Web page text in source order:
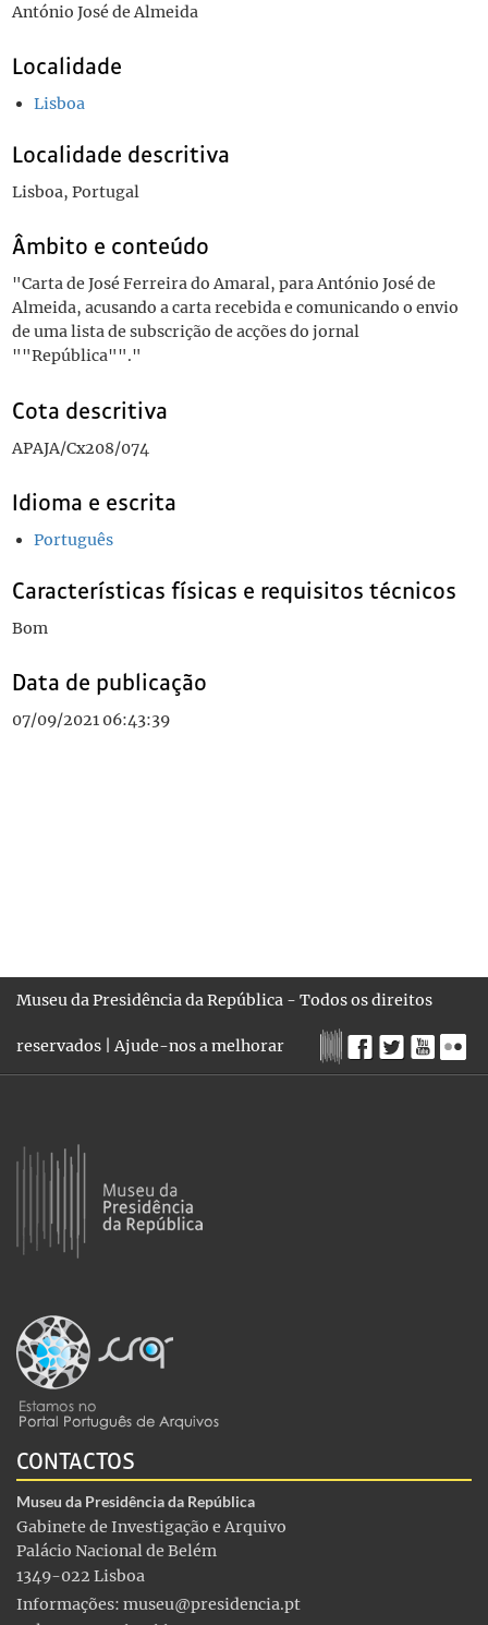
António José de Almeida
Localidade
Lisboa
Localidade descritiva
Lisboa, Portugal
Âmbito e conteúdo
"Carta de José Ferreira do Amaral, para António José de
Almeida, acusando a carta recebida e comunicando o envio
de uma lista de subscrição de acções do jornal
""República""."
Cota descritiva
APAJA/Cx208/074
Idioma e escrita
Português
Características físicas e requisitos técnicos
Bom
Data de publicação
07/09/2021 06:43:39
Museu da Presidência da República - Todos os direitos
reservados |Ajude-nos a melhorar
CONTACTOS
Museu da Presidência da República
Gabinete de Investigação e Arquivo
Palácio Nacional de Belém
1349-022 Lisboa
Informações: museu@presidencia.pt